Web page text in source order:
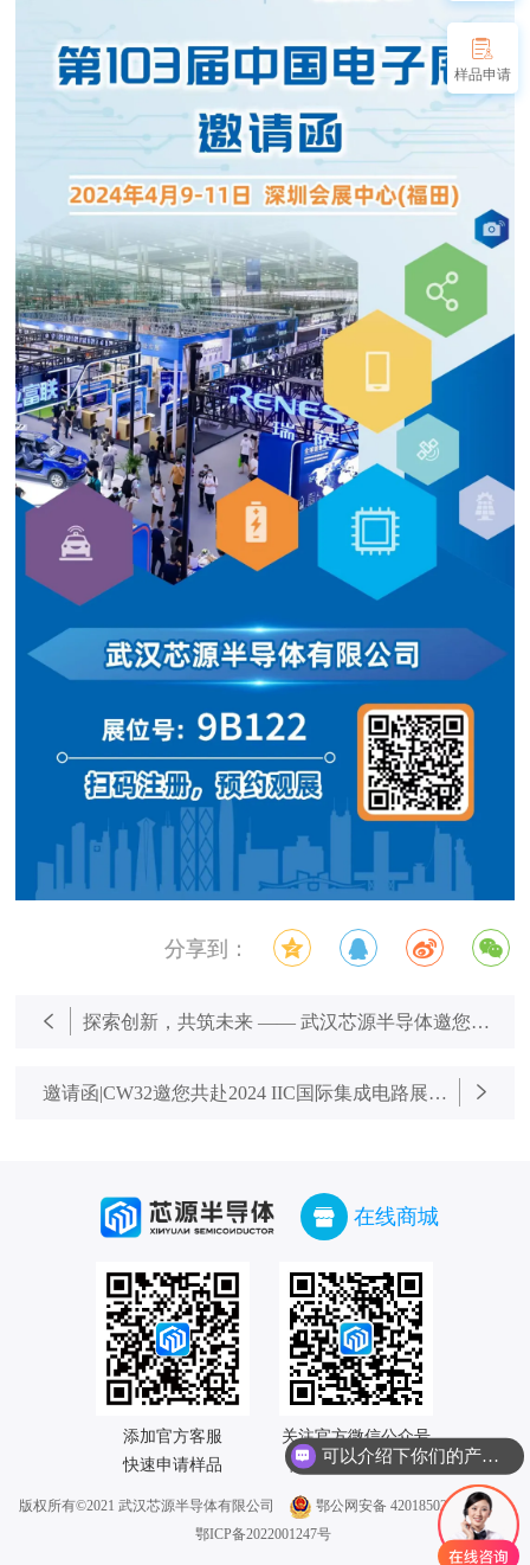
分享到：
探索创新，共筑未来 —— 武汉芯源半导体邀您共
邀请函|CW32邀您共赴2024 IIC国际集成电路展览
在线商城
添加官方客服
快速申请样品
关注官方微信公众号
随时掌握最新动态
版权所有©2021 武汉芯源半导体有限公司
鄂公网安备 42018502005668号 |
鄂ICP备2022001247号
样品申请
可以介绍下你们的产品么？